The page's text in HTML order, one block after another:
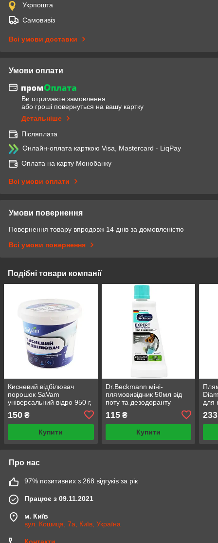
Укрпошта
Самовивіз
Всі умови доставки
Умови оплати
Ви отримаєте замовлення
або гроші повернуться на вашу картку
Детальніше
Післяплата
Онлайн-оплата карткою Visa, Mastercard - LiqPay
Оплата на карту Монобанку
Всі умови оплати
Умови повернення
Повернення товару впродовж 14 днів за домовленістю
Всі умови повернення
Подібні товари компанії
Кисневий відбілювач
порошок SaVam
універсальний відро 950 г,
Туреччина, перкарбонат
натрію, Опт, персоль
150 ₴
Купити
Dr.Beckmann міні-
плямовивідник 50мл від
поту та дезодоранту
115₴
Купити
для
233
Про нас
97% позитивних з 268 відгуків за рік
Працює з 09.11.2021
м. Київ
вул. Кошиця, 7а, Київ, Україна
Контакти